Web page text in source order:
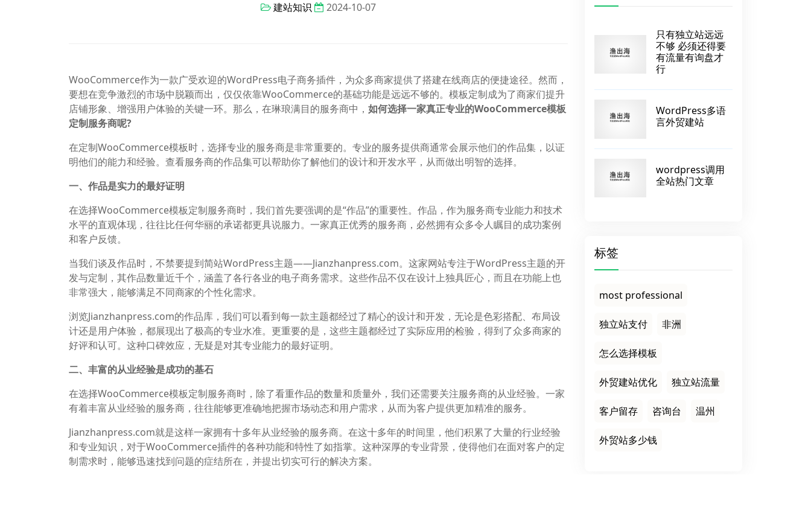
建站知识 2024-10-07
WooCommerce作为一款广受欢迎的WordPress电子商务插件，为众多商家提供了搭建在线商店的便捷途径。然而，
要想在竞争激烈的市场中脱颖而出，仅仅依靠WooCommerce的基础功能是远远不够的。模板定制成为了商家们提升
店铺形象、增强用户体验的关键一环。那么，在琳琅满目的服务商中， 如何选择一家真正专业的WooCommerce模板
定制服务商呢?
在定制WooCommerce模板时，选择专业的服务商是非常重要的。专业的服务提供商通常会展示他们的作品集，以证
明他们的能力和经验。查看服务商的作品集可以帮助你了解他们的设计和开发水平，从而做出明智的选择。
一、作品是实力的最好证明
在选择WooCommerce模板定制服务商时，我们首先要强调的是“作品”的重要性。作品，作为服务商专业能力和技术
水平的直观体现，往往比任何华丽的承诺都更具说服力。一家真正优秀的服务商，必然拥有众多令人瞩目的成功案例
和客户反馈。
当我们谈及作品时，不禁要提到简站WordPress主题——Jianzhanpress.com。这家网站专注于WordPress主题的开
发与定制，其作品数量近千个，涵盖了各行各业的电子商务需求。这些作品不仅在设计上独具匠心，而且在功能上也
非常强大，能够满足不同商家的个性化需求。
浏览Jianzhanpress.com的作品库，我们可以看到每一款主题都经过了精心的设计和开发，无论是色彩搭配、布局设
计还是用户体验，都展现出了极高的专业水准。更重要的是，这些主题都经过了实际应用的检验，得到了众多商家的
好评和认可。这种口碑效应，无疑是对其专业能力的最好证明。
二、丰富的从业经验是成功的基石
在选择WooCommerce模板定制服务商时，除了看重作品的数量和质量外，我们还需要关注服务商的从业经验。一家
有着丰富从业经验的服务商，往往能够更准确地把握市场动态和用户需求，从而为客户提供更加精准的服务。
Jianzhanpress.com就是这样一家拥有十多年从业经验的服务商。在这十多年的时间里，他们积累了大量的行业经验
和专业知识，对于WooCommerce插件的各种功能和特性了如指掌。这种深厚的专业背景，使得他们在面对客户的定
制需求时，能够迅速找到问题的症结所在，并提出切实可行的解决方案。
只有独立站远远
不够 必须还得要
有流量有询盘才
行
WordPress多语
言外贸建站
wordpress调用
全站热门文章
标签
most professional
独立站支付 非洲
怎么选择模板
外贸建站优化 独立站流量
客户留存 咨询台 温州
外贸站多少钱